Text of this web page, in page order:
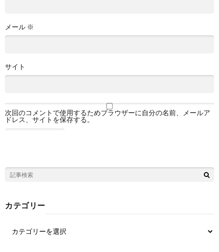
メール ※
サイト
次回のコメントで使用するためブラウザーに自分の名前、メールア
ドレス、サイトを保存する。
カテゴリー